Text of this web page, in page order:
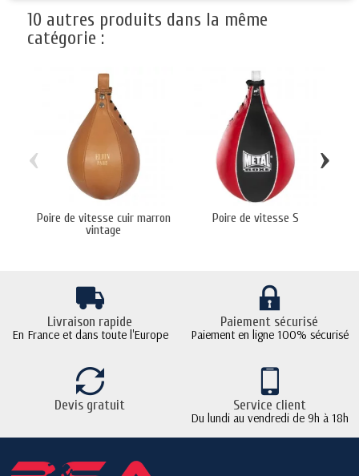
10 autres produits dans la même
catégorie :
Poire de vitesse cuir marron
vintage
Poire de vitesse S
‹ ›
Livraison rapide
En France et dans toute l'Europe
Paiement sécurisé
Paiement en ligne 100% sécurisé
Devis gratuit Service client
Du lundi au vendredi de 9h à 18h